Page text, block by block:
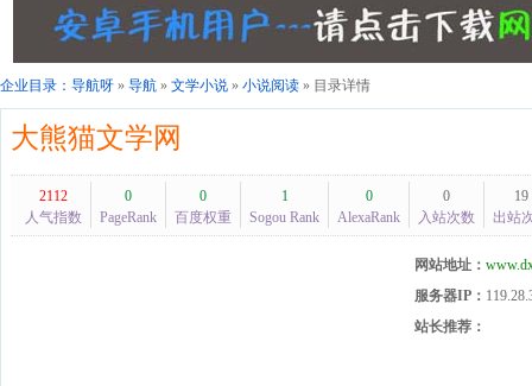
企业目录： 导航呀 » 导航 » 文学小说 » 小说阅读 » 目录详情
大熊猫文学网
2112
人气指数
0
PageRank
0
百度权重
1
Sogou Rank
0
AlexaRank
0
入站次数
19
出站
网站地址：
服务器IP：
站长推荐：